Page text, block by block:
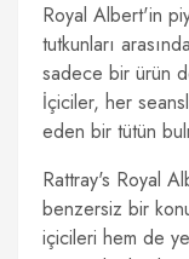
Royal Albert'in
tutkunları
sadece bir ürün
İçiciler, her
eden bir tütün
Rattray's Royal
benzersiz bir
içicileri hem de